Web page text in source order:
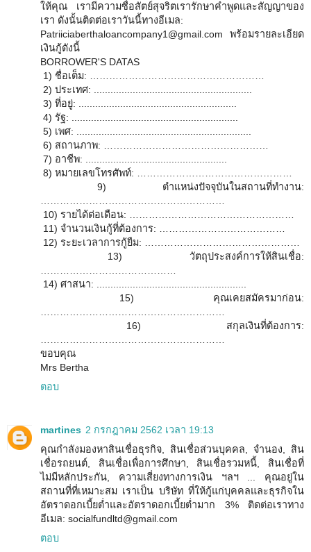
ให้คุณ เรามีความซื่อสัตย์สุจริตเรารักษาคำพูดและสัญญาของ
เรา ดังนั้นติดต่อเราวันนี้ทางอีเมล:
Patriiciaberthaloancompany1@gmail.com พร้อมรายละเอียด
เงินกู้ดังนี้
BORROWER'S DATAS
1) ชื่อเต็ม: ………………………………………………
2) ประเทศ: .........................................................
3) ที่อยู่: .........................................................
4) รัฐ: ............................................................
5) เพศ: ...............................................................
6) สถานภาพ: ……………………………………………
7) อาชีพ: ...................................................
8) หมายเลขโทรศัพท์: …………………………………………
9) ตำแหน่งปัจจุบันในสถานที่ทำงาน:
…………………………………………………
10) รายได้ต่อเดือน: ……………………………………………
11) จำนวนเงินกู้ที่ต้องการ: …………………………………
12) ระยะเวลาการกู้ยืม: …………………………………………
13) วัตถุประสงค์การให้สินเชื่อ:
……………………………………
14) ศาสนา: ......................................................
15) คุณเคยสมัครมาก่อน:
…………………………………………………
16) สกุลเงินที่ต้องการ:
…………………………………………………
ขอบคุณ
Mrs Bertha
ตอบ
martines 2 กรกฎาคม 2562 เวลา 19:13
คุณกำลังมองหาสินเชื่อธุรกิจ, สินเชื่อส่วนบุคคล, จำนอง, สิน
เชื่อรถยนต์, สินเชื่อเพื่อการศึกษา, สินเชื่อรวมหนี้, สินเชื่อที่
ไม่มีหลักประกัน, ความเสี่ยงทางการเงิน ฯลฯ ... คุณอยู่ใน
สถานที่ที่เหมาะสม เราเป็น บริษัท ที่ให้กู้แก่บุคคลและธุรกิจใน
อัตราดอกเบี้ยต่ำและอัตราดอกเบี้ยต่ำมาก 3% ติดต่อเราทาง
อีเมล: socialfundltd@gmail.com
ตอบ